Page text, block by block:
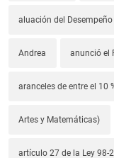
aluación del
Andrea anunció el
aranceles de entre el 10
Artes y Matemáticas)
artículo 27 de la Ley 98-